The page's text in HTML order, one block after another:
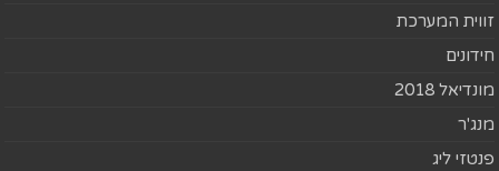
זווית המערכת
חידונים
מונדיאל 2018
מנג'ר
פנטזי ליג